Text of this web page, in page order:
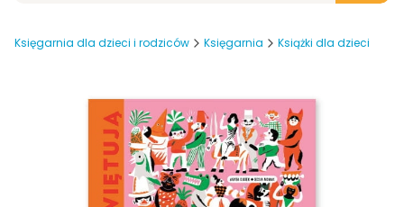
Księgarnia dla dzieci i rodziców Księgarnia Książki dla dzieci